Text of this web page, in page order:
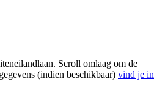
Scroll omlaag om de
(indien beschikbaar) vind je in